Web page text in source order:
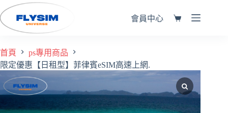
會員中心
首頁
ps專用商品
限定優惠【日租型】菲律賓eSIM高速上網.